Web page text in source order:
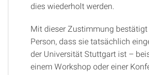
dies wiederholt werden.
Mit dieser Zustimmung
Person, dass sie tatsächlich
der Universität Stuttgart ist –
einem Workshop oder einer